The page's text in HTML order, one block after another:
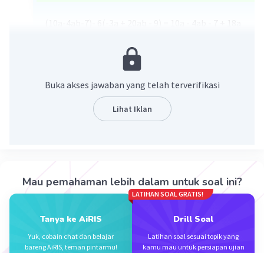
= 28a - 124ab + 47
Beri Rating Balas
Iklan
Jawaban terverifikasi
Jawaban: 28a - 124ab + 47
a(x + y) = a.x + a.y
Buka akses jawaban yang telah terverifikasi
Lihat Iklan
Mau pemahaman lebih dalam untuk soal ini?
Tanya ke AiRIS
Yuk, cobain chat dan belajar
bareng AiRIS, teman pintarmu!
LATIHAN SOAL GRATIS!
Drill Soal
Latihan soal sesuai topik yang
kamu mau untuk persiapan ujian